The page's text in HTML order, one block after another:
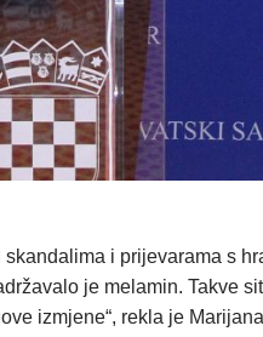
i prijevarama s
je melamin. Takve
izmjene“, rekla je